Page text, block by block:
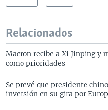
Relacionados
Macron recibe a Xi Jinping y
como prioridades
Se prevé que presidente
inversión en su gira por